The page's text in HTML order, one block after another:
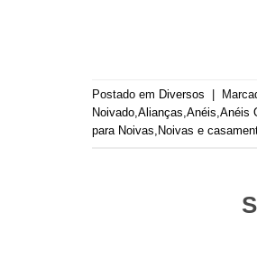
Postado em Diversos
Noivado,Alianças,Anéis,Anéis
para Noivas, Noivas e